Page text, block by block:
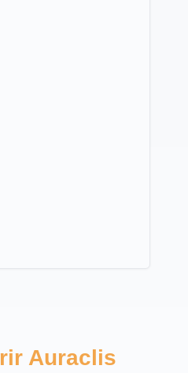
Auraclis